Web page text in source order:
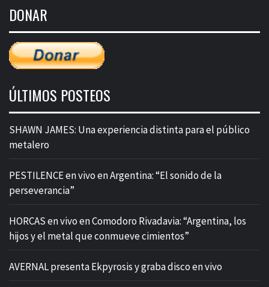
entradas
DONAR
ÚLTIMOS POSTEOS
SHAWN JAMES: Una experiencia distinta para el público
metalero
PESTILENCE en vivo en Argentina: “El sonido de la
perseverancia”
HORCAS en vivo en Comodoro Rivadavia: “Argentina, los
hijos y el metal que conmueve cimientos”
AVERNAL presenta Ekpyrosis y graba disco en vivo